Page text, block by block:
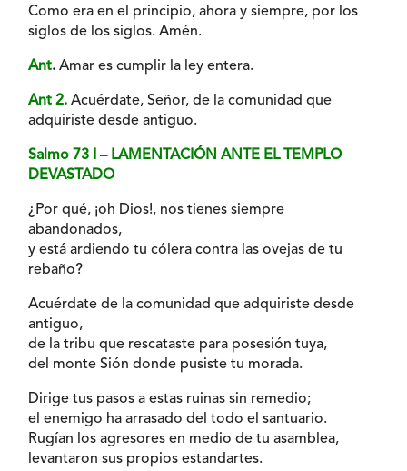
Como era en el principio, ahora y siempre, por los
siglos de los siglos. Amén.
Ant. Amar es cumplir la ley entera.
Ant 2. Acuérdate, Señor, de la comunidad que
adquiriste desde antiguo.
Salmo 73 I – LAMENTACIÓN ANTE EL TEMPLO
DEVASTADO
¿Por qué, ¡oh Dios!, nos tienes siempre
abandonados,
y está ardiendo tu cólera contra las ovejas de tu
rebaño?
Acuérdate de la comunidad que adquiriste desde
antiguo,
de la tribu que rescataste para posesión tuya,
del monte Sión donde pusiste tu morada.
Dirige tus pasos a estas ruinas sin remedio;
el enemigo ha arrasado del todo el santuario.
Rugían los agresores en medio de tu asamblea,
levantaron sus propios estandartes.